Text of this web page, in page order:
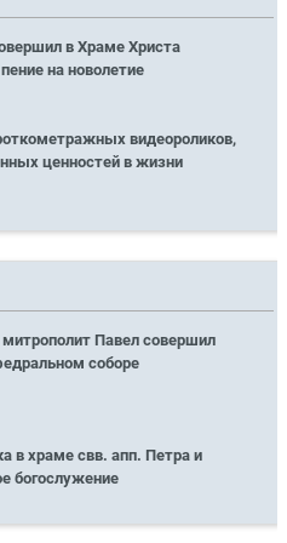
в Храме Христа
на новолетие
видеороликов,
ценностей в жизни
Павел совершил
соборе
в храме свв. апп. Петра и
богослужение